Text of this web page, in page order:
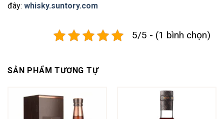
đây: whisky.suntory.com
5/5 - (1 bình chọn)
SẢN PHẨM TƯƠNG TỰ